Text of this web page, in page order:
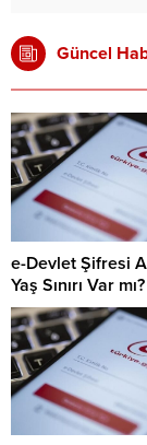
Güncel
e-Devlet Şifresi
Yaş Sınırı Var mı?